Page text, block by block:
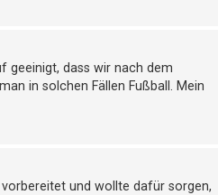
geeinigt, dass wir nach dem
in solchen Fällen Fußball. Mein
und wollte dafür sorgen,